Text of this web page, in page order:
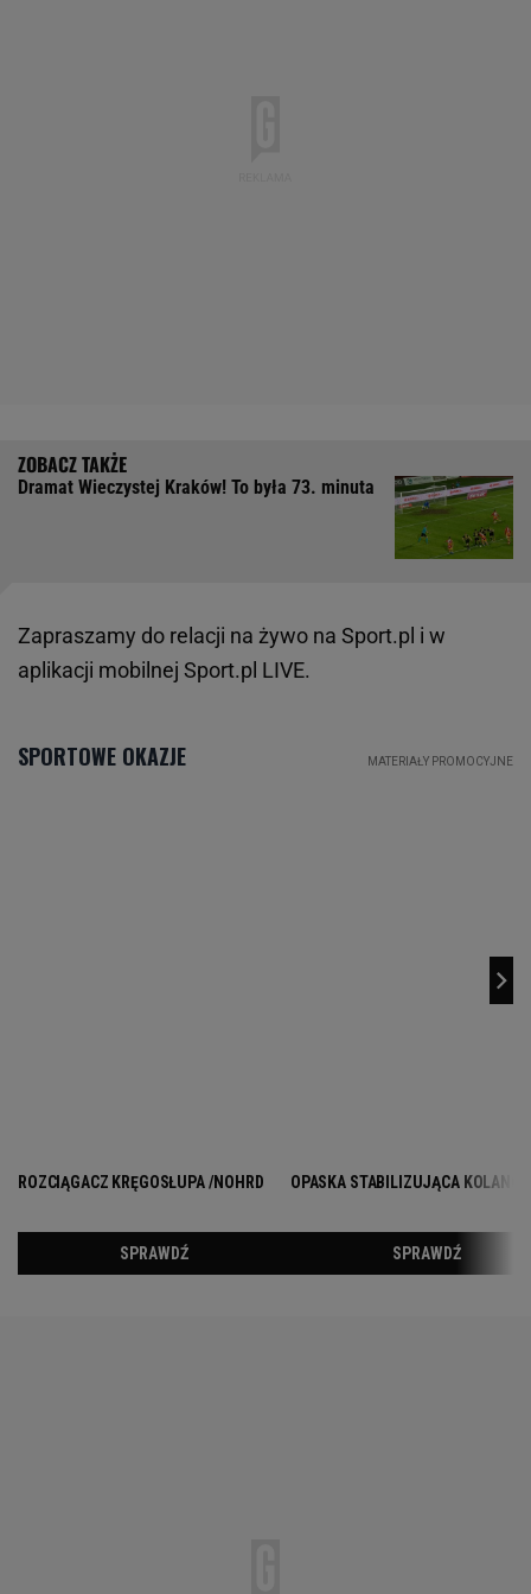
Dramat Wieczystej Kraków! To była 73. minuta
Zapraszamy do relacji na żywo na Sport.pl i w
aplikacji mobilnej Sport.pl LIVE.